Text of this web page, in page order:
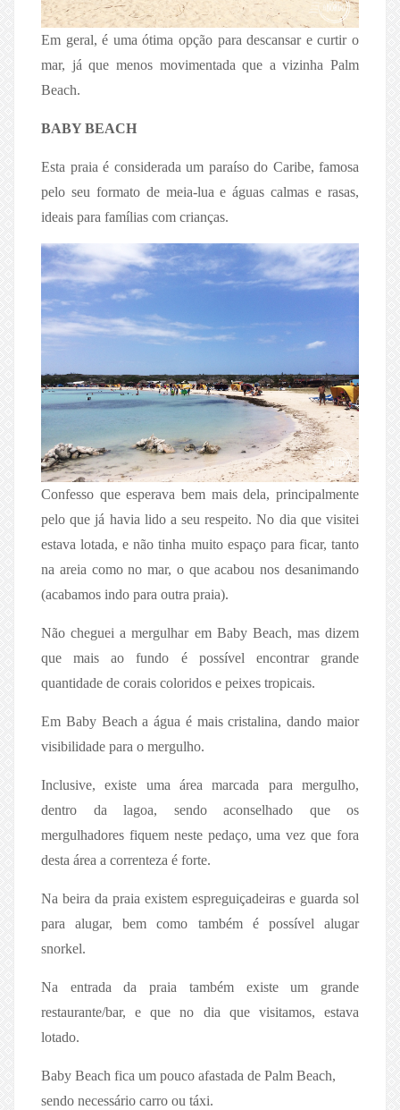
Em geral, é uma ótima opção para descansar e curtir o
mar, já que menos movimentada que a vizinha Palm
Beach.
BABY BEACH
Esta praia é considerada um paraíso do Caribe, famosa
pelo seu formato de meia-lua e águas calmas e rasas,
ideais para famílias com crianças.
Confesso que esperava bem mais dela, principalmente
pelo que já havia lido a seu respeito. No dia que visitei
estava lotada, e não tinha muito espaço para ficar, tanto
na areia como no mar, o que acabou nos desanimando
(acabamos indo para outra praia).
Não cheguei a mergulhar em Baby Beach, mas dizem
que mais ao fundo é possível encontrar grande
quantidade de corais coloridos e peixes tropicais.
Em Baby Beach a água é mais cristalina, dando maior
visibilidade para o mergulho.
Inclusive, existe uma área marcada para mergulho,
dentro da lagoa, sendo aconselhado que os
mergulhadores fiquem neste pedaço, uma vez que fora
desta área a correnteza é forte.
Na beira da praia existem espreguiçadeiras e guarda sol
para alugar, bem como também é possível alugar
snorkel.
Na entrada da praia também existe um grande
restaurante/bar, e que no dia que visitamos, estava
lotado.
Baby Beach fica um pouco afastada de Palm Beach,
sendo necessário carro ou táxi.